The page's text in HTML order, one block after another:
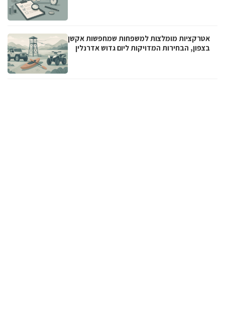
אטרקציות מומלצות למשפחות שמחפשות אקשן
בצפון, הבחירות המדויקות ליום גדוש אדרנלין